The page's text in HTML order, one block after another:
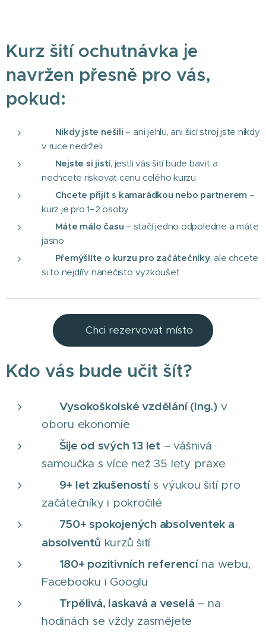
Kurz šití ochutnávka je
navržen přesně pro vás,
pokud:
Nikdy jste nešili – ani jehlu, ani šicí stroj jste nikdy
v ruce nedrželi
Nejste si jistí, jestli vás šití bude bavit a
nechcete riskovat cenu celého kurzu
Chcete přijít s kamarádkou nebo partnerem –
kurz je pro 1–2 osoby
Máte málo času – stačí jedno odpoledne a máte
jasno
Přemýšlíte o kurzu pro začátečníky, ale chcete
si to nejdřív nanečisto vyzkoušet
👉Chci rezervovat místo
Kdo vás bude učit šít?
Vysokoškolské vzdělání (Ing.)v
oboru ekonomie
Šije od svých 13 let – vášnivá
samoučka s více než 35 lety praxe
9+ let zkušenostís výukou šití pro
začátečníky i pokročilé
750+ spokojených absolventek a
absolventů kurzů šití
180+ pozitivních referencína webu,
Facebooku i Googlu
Trpělivá, laskavá a veselá – na
hodinách se vždy zasmějete